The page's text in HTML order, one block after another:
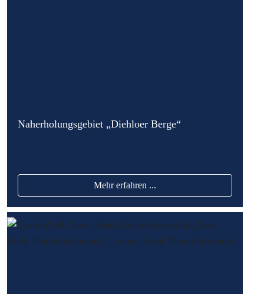
Naherholungsgebiet „Diehloer Berge“
Mehr erfahren ...